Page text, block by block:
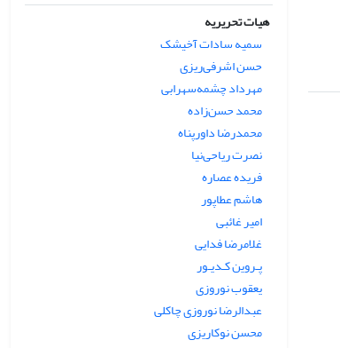
هیات تحریریه
سمیه سادات آخیشک
حسن اشرفی‌ریزی
مهرداد چشمه‌سهرابی
محمد حسن‌زاده
محمدرضا داورپناه
نصرت ریاحی‌نیا
فریده عصاره
هاشم عطاپور
امیر غائبی
غلامرضا فدایی
پـروین کـدیـور
یعقوب نوروزی
عبدالرضا نوروزی چاکلی
محسن نوکاریزی